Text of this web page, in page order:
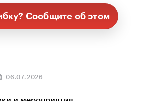
Сообщите об этом
06.07.2026